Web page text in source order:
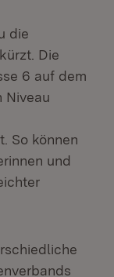
Fenster)
die
Die
6 auf dem
Niveau
So können
und
in neuem